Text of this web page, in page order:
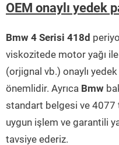
OEM onaylı yedek
Bmw 4 Serisi 418d
viskozitede motor yağı
(orjignal vb.) onaylı
önemlidir. Ayrıca Bmw
standart belgesi ve
uygun işlem ve garantili
tavsiye ederiz.